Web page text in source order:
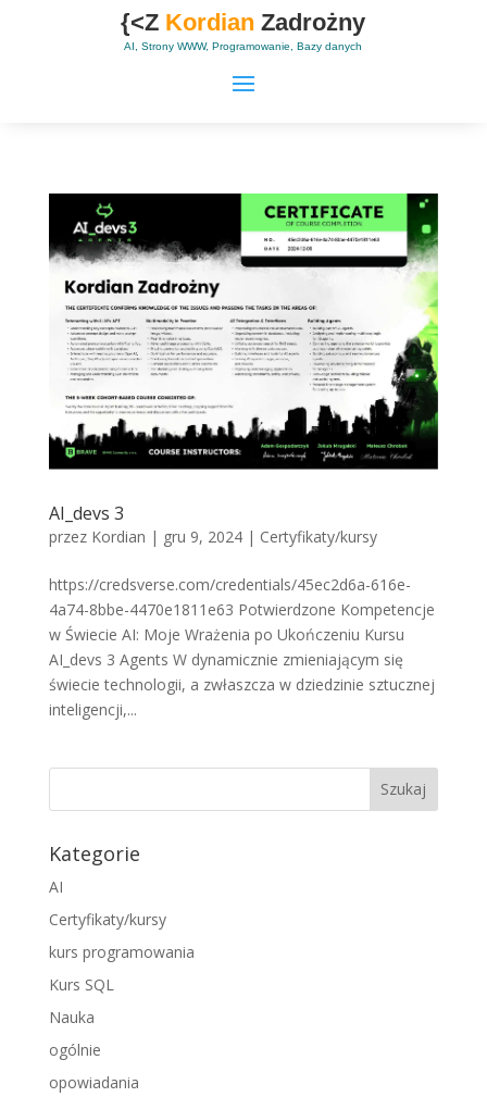
{<Z Kordian Zadrożny
AI, Strony WWW, Programowanie, Bazy danych
AI_devs 3
przez Kordian | gru 9, 2024| Certyfikaty/kursy
https://credsverse.com/credentials/45ec2d6a-616e-
4a74-8bbe-4470e1811e63 Potwierdzone Kompetencje
w Świecie AI: Moje Wrażenia po Ukończeniu Kursu
AI_devs 3 Agents W dynamicznie zmieniającym się
świecie technologii, a zwłaszcza w dziedzinie sztucznej
inteligencji,...
Kategorie
AI
Certyfikaty/kursy
kurs programowania
Kurs SQL
Nauka
ogólnie
opowiadania